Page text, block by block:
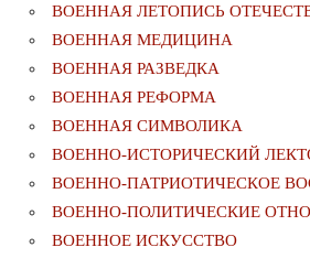
ВОЕННАЯ ЛЕТОПИСЬ
ВОЕННАЯ МЕДИЦИНА
ВОЕННАЯ РАЗВЕДКА
ВОЕННАЯ РЕФОРМА
ВОЕННАЯ СИМВОЛИКА
ВОЕННО-ИСТОРИЧЕСКИЙ
ВОЕННО-ПАТРИОТИЧЕСКОЕ
ВОЕННО-ПОЛИТИЧЕСКИE
ВОЕННОЕ ИСКУССТВО